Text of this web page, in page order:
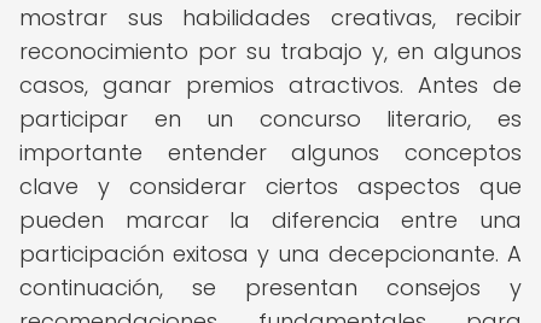
mostrar sus habilidades creativas, recibir
reconocimiento por su trabajo y, en algunos
casos, ganar premios atractivos. Antes de
participar en un concurso literario, es
importante entender algunos conceptos
clave y considerar ciertos aspectos que
pueden marcar la diferencia entre una
participación exitosa y una decepcionante. A
continuación, se presentan consejos y